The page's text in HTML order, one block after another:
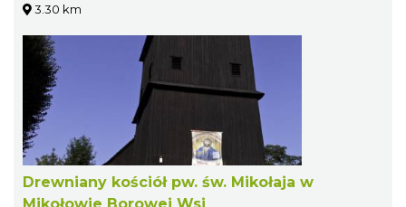
3.30 km
Drewniany kościół pw. św. Mikołaja w
Mikołowie Borowej Wsi